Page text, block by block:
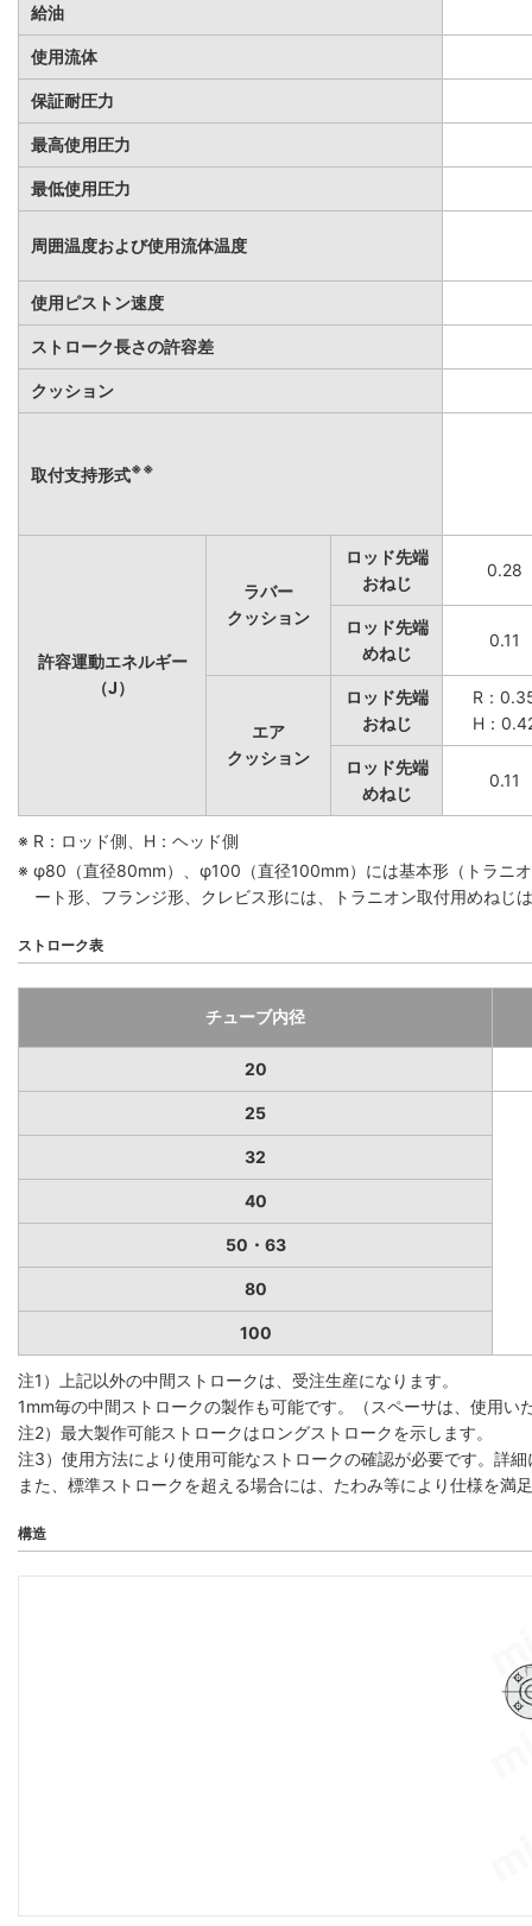
給油
使用流体
保証耐圧力
最高使用圧力
最低使用圧力
周囲温度および使用流体温度
使用ピストン速度
ストローク長さの許容差
クッション
取付支持形式※※
許容運動エネルギー
（J）
ラバー
クッション
ロッド先端
おねじ
0.28
ロッド先端
めねじ
0.11
エア
クッション
ロッド先端
おねじ
R：
H：
ロッド先端
めねじ
0.11
※ R：ロッド側、H：ヘッド側
※ φ80（直径80mm）、φ100（直径100mm）には基本形（トラニ
ート形、フランジ形、クレビス形には、トラニオン取付用めね
ストローク表
チューブ内径
20
25
32
40
50・63
80
100
注1）上記以外の中間ストロークは、受注生産になります。
1mm毎の中間ストロークの製作も可能です。（スペーサは、使用い
注2）最大製作可能ストロークはロングストロークを示します。
注3）使用方法により使用可能なストロークの確認が必要です。詳
また、標準ストロークを超える場合には、たわみ等により仕様を
構造